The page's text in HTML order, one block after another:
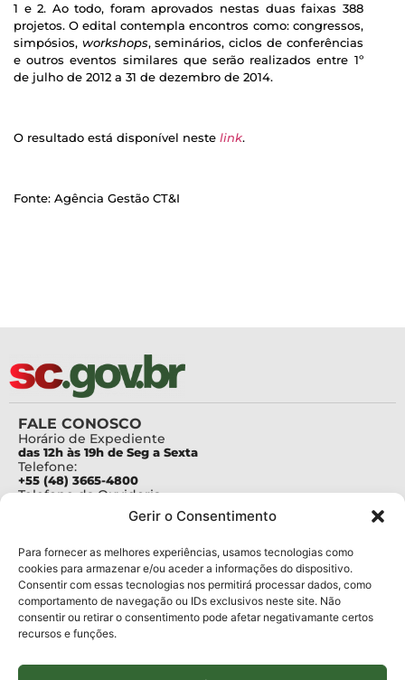
Gerir o Consentimento
Para fornecer as melhores experiências, usamos tecnologias como
cookies para armazenar e/ou aceder a informações do dispositivo.
Consentir com essas tecnologias nos permitirá processar dados, como
comportamento de navegação ou IDs exclusivos neste site. Não
consentir ou retirar o consentimento pode afetar negativamante certos
recursos e funções.
1 e 2. Ao todo, foram aprovados nestas duas faixas 388
projetos. O edital contempla encontros como: congressos,
simpósios, workshops, seminários, ciclos de conferências
e outros eventos similares que serão realizados entre 1º
de julho de 2012 a 31 de dezembro de 2014.
O resultado está disponível neste link.
Fonte: Agência Gestão CT&I
FALE CONOSCO
Horário de Expediente
das 12h às 19h de Seg a Sexta
Telefone:
+55 (48) 3665-4800
Telefone da Ouvidoria
Para assuntos relacionados à Pesquisa
pesquisa@fapesc.sc.gov.br
Para assuntos relacionados à Inovação
inovacao@fapesc.sc.gov.br
Para assuntos relacionados à Bolsas
bolsas@fapesc.sc.gov.br
Para assuntos relacionados à Prestação de Contas
Para assuntos relacionados à Plataforma